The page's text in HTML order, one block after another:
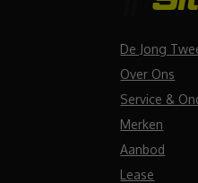
De Jong
Over Ons
Service &
Merken
Aanbod
Lease